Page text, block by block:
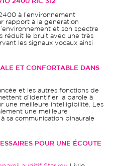
2400 RIC 312
à l’environnement
rapport à la génération
et son spectre
réduit le bruit avec une très
les signaux vocaux ainsi
ET CONFORTABLE DANS
et les autres fonctions de
d’identifier la parole à
une meilleure intelligibilité. Les
une meilleure
sa communication binaurale
POUR UNE ÉCOUTE